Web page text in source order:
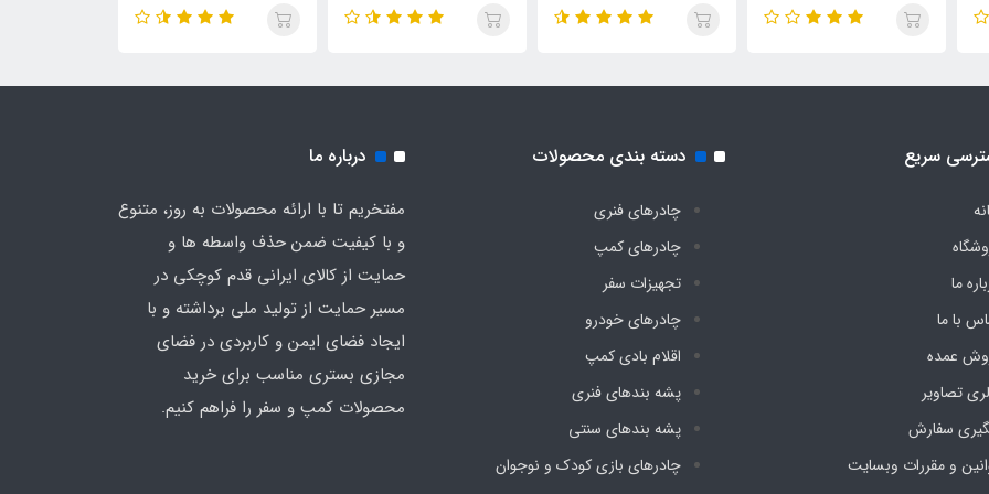
آب چادری فنری بدون کف
ضد آب چادری فنری بدون
پارچه کره ای هشت نفره
دیجی چادر (رنگ آبی)
سریع
ما
با ما
عمده
تصاویر
سفارش
و مقررات وبسایت
دسته بندی محصولات
چادرهای فنری
چادرهای کمپ
تجهیزات سفر
چادرهای خودرو
اقلام بادی کمپ
پشه‌ بندهای فنری
پشه‌ بندهای سنتی
چادرهای بازی کودک و نوجوان
درباره ما
مفتخریم تا با ارائه محصولات به روز، متنوع
و با کیفیت ضمن حذف واسطه ها و
حمایت از کالای ایرانی قدم کوچکی در
مسیر حمایت از تولید ملی برداشته و با
ایجاد فضای ایمن و کاربردی در فضای
مجازی بستری مناسب برای خرید
محصولات کمپ و سفر را فراهم کنیم.